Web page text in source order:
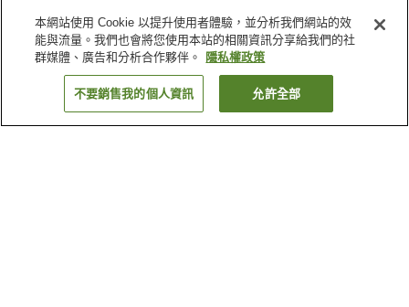
本網站使用 Cookie 以提升使用者體驗，並分析我們網站的效
能與流量。我們也會將您使用本站的相關資訊分享給我們的社
群媒體、廣告和分析合作夥伴。
隱私權政策
不要銷售我的個人資訊 允許全部